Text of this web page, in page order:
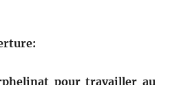
pour travailler au